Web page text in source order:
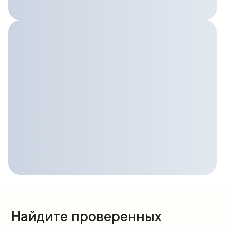
Найдите проверенных